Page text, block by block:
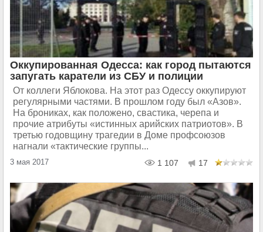
Оккупированная Одесса: как город пытаются
запугать каратели из СБУ и полиции
От коллеги Яблокова. На этот раз Одессу оккупируют
регулярными частями. В прошлом году был «Азов».
На брониках, как положено, свастика, черепа и
прочие атрибуты «истинных арийских патриотов». В
третью годовщину трагедии в Доме профсоюзов
нагнали «тактические группы...
3 мая 2017 1 107 17